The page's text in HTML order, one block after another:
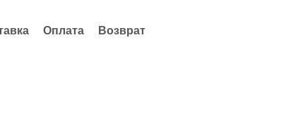
Оплата Возврат